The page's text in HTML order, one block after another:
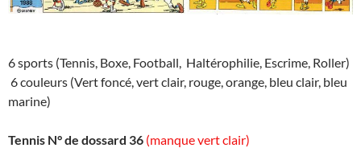
6 sports (Tennis, Boxe, Football, Haltérophilie, Escrime, Roller)
6 couleurs (Vert foncé, vert clair, rouge, orange, bleu clair, bleu
marine)
Tennis N° de dossard 36 (manque vert clair)